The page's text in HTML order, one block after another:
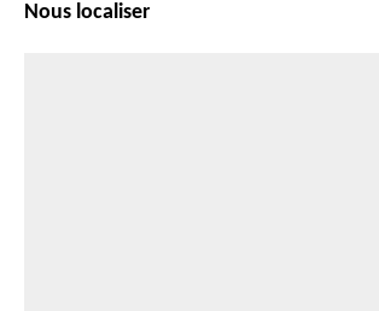
Nous localiser